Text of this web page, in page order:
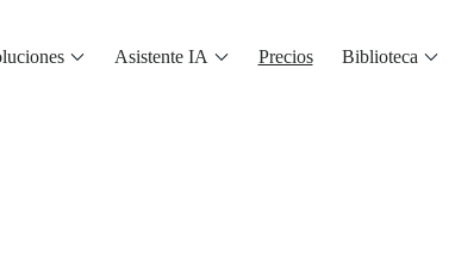
Asistente IA Precios Biblioteca